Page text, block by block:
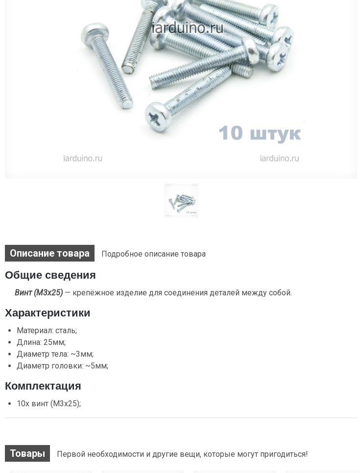
Описание товара Подробное описание товара
Общие сведения
Винт (М3х25) — крепёжное изделие для соединения деталей между собой.
Характеристики
Материал: сталь;
Длина: 25мм;
Диаметр тела: ~3мм;
Диаметр головки: ~5мм;
Комплектация
10х винт (М3х25);
Товары Первой необходимости и другие вещи, которые могут пригодиться!